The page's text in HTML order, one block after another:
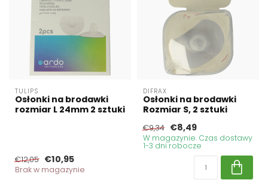
TULIPS
Osłonki na brodawki
rozmiar L 24mm 2 sztuki
€12,05 €10,95
Brak w magazynie
DIFRAX
Osłonki na brodawki
Rozmiar S, 2 sztuki
€9,34 €8,49
W magazynie. Czas dostawy
1-3 dni robocze